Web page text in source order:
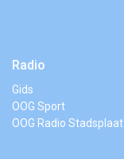
Radio
Gids
OOG Sport
OOG Radio Stadsplaat